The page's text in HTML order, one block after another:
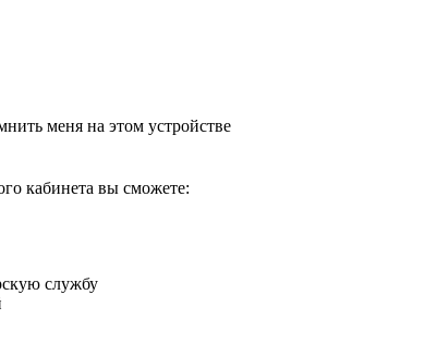
меня на этом устройстве
кабинета вы сможете:
службу